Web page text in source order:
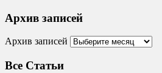
Архив записей
Архив записей
Все Статьи